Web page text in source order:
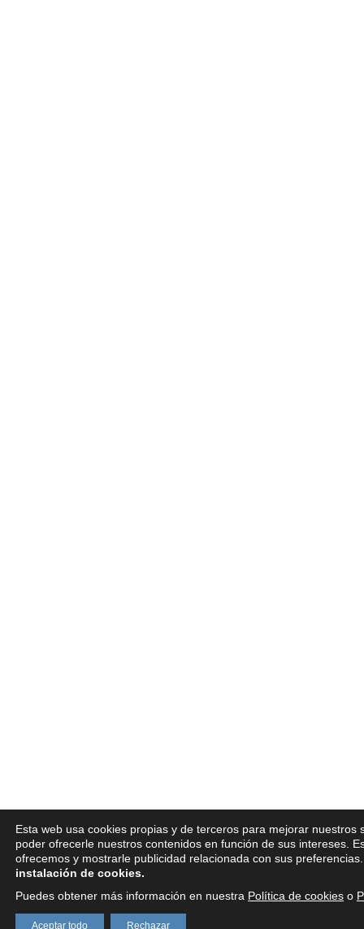
Esta web usa cookies propias y de terceros para mejorar
poder ofrecerle nuestros contenidos en función de sus intereses.
ofrecemos y mostrarle publicidad relacionada con sus
instalación de cookies.
Puedes obtener más información en nuestra Política de cookies o
Aceptar todo Rechazar